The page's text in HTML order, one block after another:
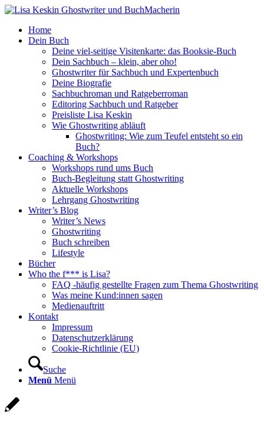
Home
Dein Buch
Deine viel-seitige Visitenkarte: das Booksie-Buch
Dein Sachbuch – klein, aber oho!
Ghostwriter für Sachbuch und Expertenbuch
Deine Biografie
Sachbuchroman und Ratgeberroman
Editoring Sachbuch und Ratgeber
Preisliste Lisa Keskin
Wie Ghostwriting abläuft
Ghostwriting: Wie zum Teufel entsteht so ein
Buch?
Coaching & Workshops
Workshops rund ums Buch
Buch-Begleitung statt Ghostwriting
Aktuelle Workshops
Lehrgang Ghostwriting
Writer’s Blog
Writer’s News
Ghostwriting
Buch schreiben
Lifestyle
Bücher
Who the f*** is Lisa?
FAQ -häufig gestellte Fragen zum Thema Ghostwriting
Was meine Kund:innen sagen
Medienauftritt
Kontakt
Impressum
Datenschutzerklärung
Cookie-Richtlinie (EU)
Suche
Menü Menü